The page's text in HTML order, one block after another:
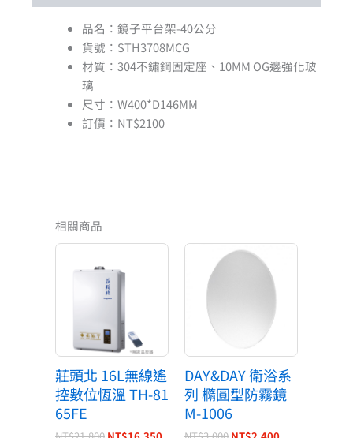
品名：鏡子平台架-40公分
貨號：STH3708MCG
材質：304不鏽鋼固定座、10MM OG邊強化玻
璃
尺寸：W400*D146MM
訂價：NT$2100
相關商品
莊頭北 16L無線遙
控數位恆溫 TH-81
65FE
原
價
格：
NT$21,800。
目
DAY&DAY 衛浴系
列 橢圓型防霧鏡
M-1006
原
目